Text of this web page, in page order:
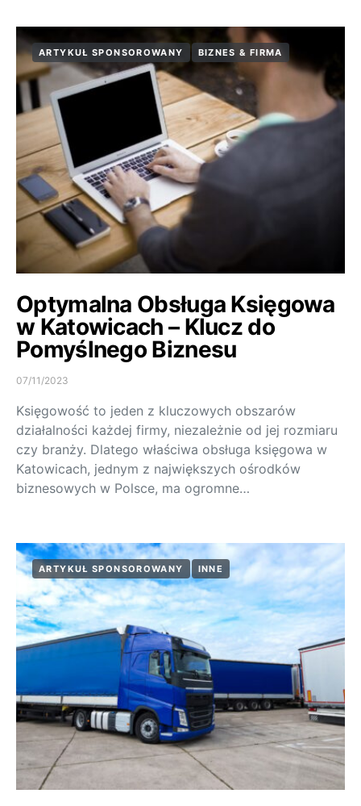
ARTYKUŁ SPONSOROWANY BIZNES & FIRMA
Optymalna Obsługa Księgowa
w Katowicach – Klucz do
Pomyślnego Biznesu
07/11/2023
Księgowość to jeden z kluczowych obszarów
działalności każdej firmy, niezależnie od jej rozmiaru
czy branży. Dlatego właściwa obsługa księgowa w
Katowicach, jednym z największych ośrodków
biznesowych w Polsce, ma ogromne…
ARTYKUŁ SPONSOROWANY INNE